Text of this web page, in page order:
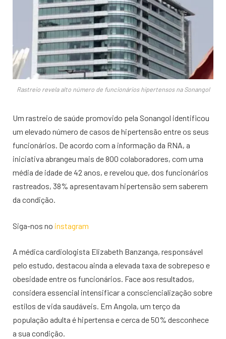
Rastreio revela alto número de funcionários hipertensos na Sonangol
Um rastreio de saúde promovido pela Sonangol identificou
um elevado número de casos de hipertensão entre os seus
funcionários. De acordo com a informação da RNA, a
iniciativa abrangeu mais de 800 colaboradores, com uma
média de idade de 42 anos, e revelou que, dos funcionários
rastreados, 38% apresentavam hipertensão sem saberem
da condição.
Siga-nos no instagram
A médica cardiologista Elizabeth Banzanga, responsável
pelo estudo, destacou ainda a elevada taxa de sobrepeso e
obesidade entre os funcionários. Face aos resultados,
considera essencial intensificar a consciencialização sobre
estilos de vida saudáveis. Em Angola, um terço da
população adulta é hipertensa e cerca de 50% desconhece
a sua condição.